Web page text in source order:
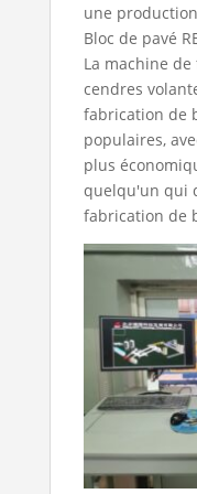
une
Bloc de pavé
La machine
cendres
fabrication de
populaires,
plus
quelqu'un qui
fabrication de